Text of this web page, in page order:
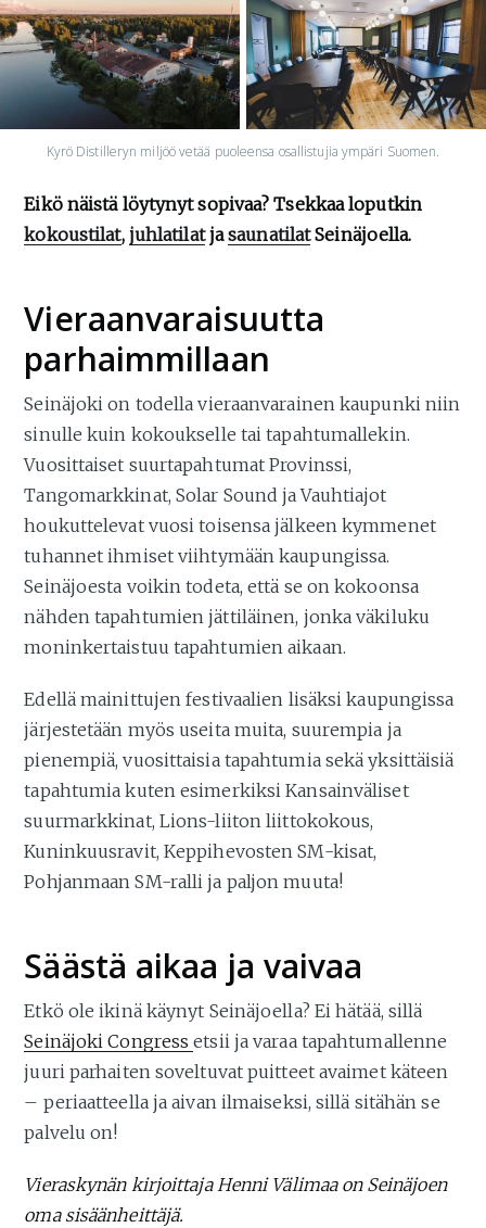
Kyrö Distilleryn miljöö vetää puoleensa osallistujia ympäri Suomen.
Eikö näistä löytynyt sopivaa? Tsekkaa loputkin
kokoustilat, juhlatilatjasaunatilatSeinäjoella.
Vieraanvaraisuutta
parhaimmillaan
Seinäjoki on todella vieraanvarainen kaupunki niin
sinulle kuin kokoukselle tai tapahtumallekin.
Vuosittaiset suurtapahtumat Provinssi,
Tangomarkkinat, Solar Sound ja Vauhtiajot
houkuttelevat vuosi toisensa jälkeen kymmenet
tuhannet ihmiset viihtymään kaupungissa.
Seinäjoesta voikin todeta, että se on kokoonsa
nähden tapahtumien jättiläinen, jonka väkiluku
moninkertaistuu tapahtumien aikaan.
Edellä mainittujen festivaalien lisäksi kaupungissa
järjestetään myös useita muita, suurempia ja
pienempiä, vuosittaisia tapahtumia sekä yksittäisiä
tapahtumia kuten esimerkiksi Kansainväliset
suurmarkkinat, Lions-liiton liittokokous,
Kuninkuusravit, Keppihevosten SM-kisat,
Pohjanmaan SM-ralli ja paljon muuta!
Säästä aikaa ja vaivaa
Etkö ole ikinä käynyt Seinäjoella? Ei hätää, sillä
Seinäjoki Congressetsii ja varaa tapahtumallenne
juuri parhaiten soveltuvat puitteet avaimet käteen
– periaatteella ja aivan ilmaiseksi, sillä sitähän se
palvelu on!
Vieraskynän kirjoittaja Henni Välimaa on Seinäjoen
oma sisäänheittäjä.